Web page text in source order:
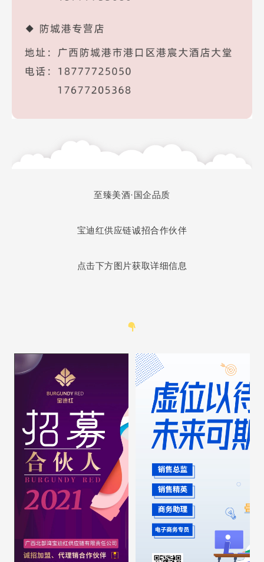
至臻美酒·国企品质
宝迪红供应链诚招合作伙伴
点击下方图片获取详细信息